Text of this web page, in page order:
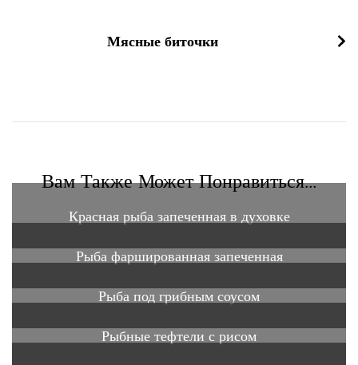
Мясные биточки
Вам Также Может Понравиться...
Красная рыба запеченная в духовке
Рыба фаршированная запеченная
Рыба под грибным соусом
Рыбные тефтели с рисом